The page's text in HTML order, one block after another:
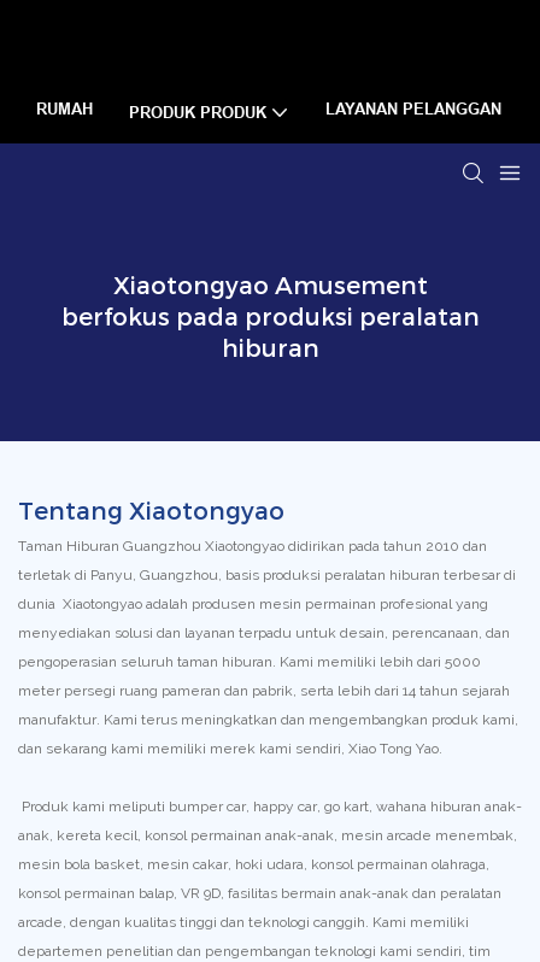
RUMAH PRODUK PRODUK LAYANAN PELANGGAN
Xiaotongyao Amusement
berfokus pada produksi peralatan
hiburan
Tentang Xiaotongyao
Taman Hiburan Guangzhou Xiaotongyao didirikan pada tahun 2010 dan
terletak di Panyu, Guangzhou, basis produksi peralatan hiburan terbesar di
dunia Xiaotongyao adalah produsen mesin permainan profesional yang
menyediakan solusi dan layanan terpadu untuk desain, perencanaan, dan
pengoperasian seluruh taman hiburan. Kami memiliki lebih dari 5000
meter persegi ruang pameran dan pabrik, serta lebih dari 14 tahun sejarah
manufaktur. Kami terus meningkatkan dan mengembangkan produk kami,
dan sekarang kami memiliki merek kami sendiri, Xiao Tong Yao.
Produk kami meliputi bumper car, happy car, go kart, wahana hiburan anak-
anak, kereta kecil, konsol permainan anak-anak, mesin arcade menembak,
mesin bola basket, mesin cakar, hoki udara, konsol permainan olahraga,
konsol permainan balap, VR 9D, fasilitas bermain anak-anak dan peralatan
arcade, dengan kualitas tinggi dan teknologi canggih. Kami memiliki
departemen penelitian dan pengembangan teknologi kami sendiri, tim